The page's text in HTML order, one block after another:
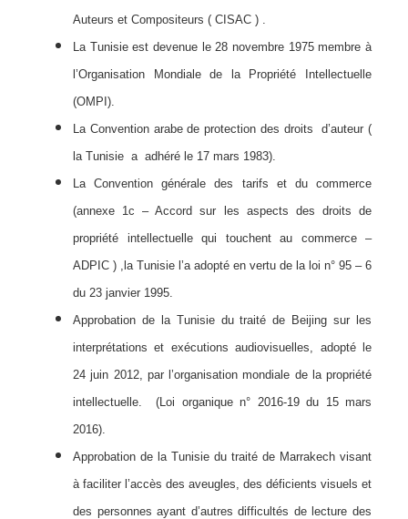
Auteurs et Compositeurs ( CISAC ) .
La Tunisie est devenue le 28 novembre 1975 membre à
l’Organisation Mondiale de la Propriété Intellectuelle
(OMPI).
La Convention arabe de protection des droits d’auteur (
la Tunisie a adhéré le 17 mars 1983).
La Convention générale des tarifs et du commerce
(annexe 1c – Accord sur les aspects des droits de
propriété intellectuelle qui touchent au commerce –
ADPIC ) ,la Tunisie l’a adopté en vertu de la loi n° 95 – 6
du 23 janvier 1995.
Approbation de la Tunisie du traité de Beijing sur les
interprétations et exécutions audiovisuelles, adopté le
24 juin 2012, par l’organisation mondiale de la propriété
intellectuelle. (Loi organique n° 2016-19 du 15 mars
2016).
Approbation de la Tunisie du traité de Marrakech visant
à faciliter l’accès des aveugles, des déficients visuels et
des personnes ayant d’autres difficultés de lecture des